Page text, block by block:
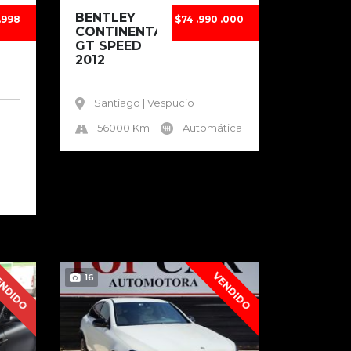
$74 .990 .000
BENTLEY
CONTINENTAL
GT SPEED
2012
Santiago | Vespucio
56000 Km
Automática
VENDIDO
16